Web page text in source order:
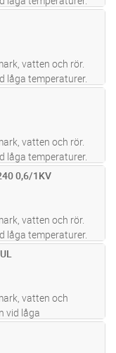
vatten och rör.
låga temperaturer.
vatten och rör.
låga temperaturer.
0,6/1KV
vatten och rör.
låga temperaturer.
vatten och
vid låga
nedplöjning.